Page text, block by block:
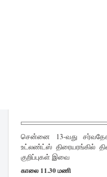
சென்னை 13-வது
உட்லண்ட்ஸ் திரையரங்கில்
குறிப்புகள் இவை
காலை 11.30 மணி